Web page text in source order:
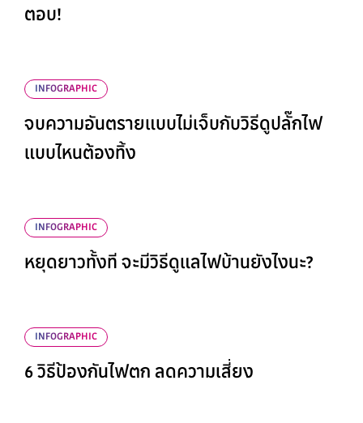
ตอบ!
INFOGRAPHIC
จบความอันตรายแบบไม่เจ็บกับวิธีดูปลั๊กไฟ
แบบไหนต้องทิ้ง
INFOGRAPHIC
หยุดยาวทั้งที จะมีวิธีดูแลไฟบ้านยังไงนะ?
INFOGRAPHIC
6 วิธีป้องกันไฟตก ลดความเสี่ยง